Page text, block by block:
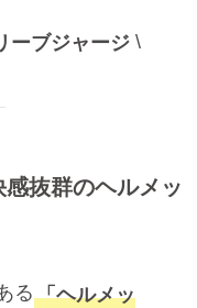
ーブジャージ \
抜群のヘルメッ
る「ヘルメッ